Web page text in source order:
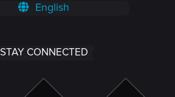
English
STAY CONNECTED